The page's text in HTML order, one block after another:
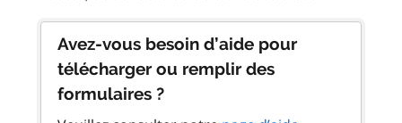
Avez-vous besoin d’aide pour
télécharger ou remplir des
formulaires ?